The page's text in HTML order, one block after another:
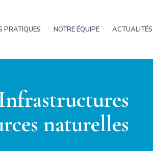
PRATIQUES NOTRE ÉQUIPE ACTUALITÉS
naturelles